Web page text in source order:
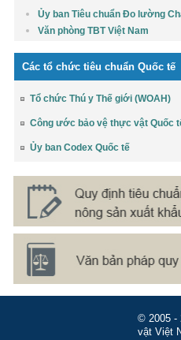
Ủy ban Tiêu chuẩn Đo lường
Văn phòng TBT Việt Nam
Các tổ chức tiêu chuẩn Quốc tế
Tổ chức Thú y Thế giới (WOAH)
Công ước bảo vệ thực vật Quốc
Ủy ban Codex Quốc tế
© 2005 -
vật Việt